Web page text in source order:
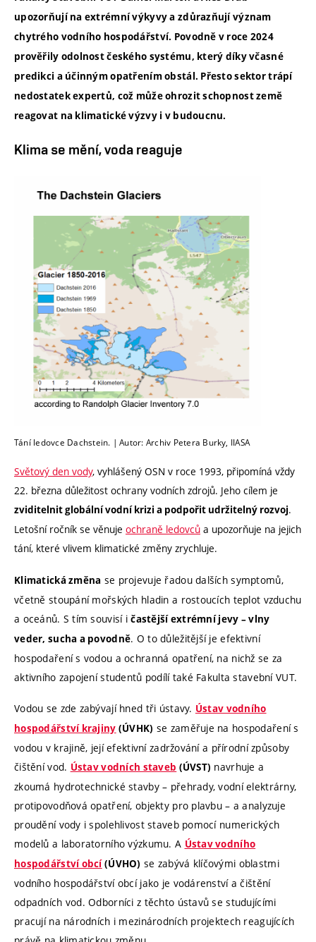
upozorňují na extrémní výkyvy a zdůrazňují význam
chytrého vodního hospodářství. Povodně v roce 2024
prověřily odolnost českého systému, který díky včasné
predikci a účinným opatřením obstál. Přesto sektor trápí
nedostatek expertů, což může ohrozit schopnost země
reagovat na klimatické výzvy i v budoucnu.
Klima se mění, voda reaguje
Tání ledovce Dachstein. | Autor: Archiv Petera Burky, IIASA
Světový den vody, vyhlášený OSN v roce 1993, připomíná vždy
22. března důležitost ochrany vodních zdrojů. Jeho cílem je
zviditelnit globální vodní krizi a podpořit udržitelný rozvoj.
Letošní ročník se věnuje ochraně ledovců a upozorňuje na jejich
tání, které vlivem klimatické změny zrychluje.
Klimatická změna se projevuje řadou dalších symptomů,
včetně stoupání mořských hladin a rostoucích teplot vzduchu
a oceánů. S tím souvisí ičastější extrémní jevy – vlny
veder, sucha a povodně. O to důležitější je efektivní
hospodaření s vodou a ochranná opatření, na nichž se za
aktivního zapojení studentů podílí také Fakulta stavební VUT.
Vodou se zde zabývají hned tři ústavy. Ústav vodního
hospodářství krajiny (ÚVHK) se zaměřuje na hospodaření s
vodou v krajině, její efektivní zadržování a přírodní způsoby
čištění vod. Ústav vodních staveb (ÚVST) navrhuje a
zkoumá hydrotechnické stavby – přehrady, vodní elektrárny,
protipovodňová opatření, objekty pro plavbu – a analyzuje
proudění vody i spolehlivost staveb pomocí numerických
modelů a laboratorního výzkumu. A Ústav vodního
hospodářství obcí(ÚVHO) se zabývá klíčovými oblastmi
vodního hospodářství obcí jako je vodárenství a čištění
odpadních vod. Odborníci z těchto ústavů se studujícími
pracují na národních i mezinárodních projektech reagujících